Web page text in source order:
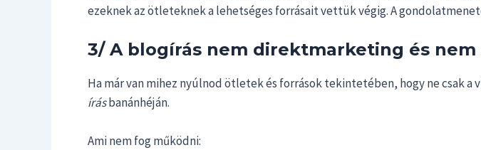
ezeknek az ötleteknek a lehetséges forrásait vettük végig. A
3/ A blogírás nem direktmarketing és nem
Ha már van mihez nyúlnod ötletek és források tekintetében, hogy ne csak
írásbanánhéján.
Ami nem fog működni: